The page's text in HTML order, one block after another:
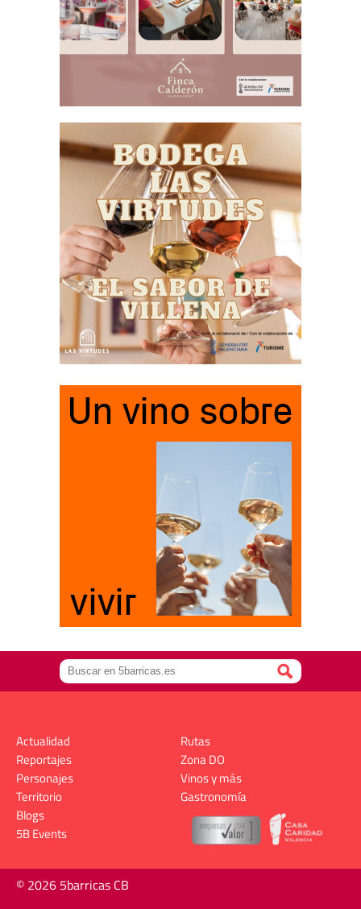
Actualidad
Reportajes
Personajes
Territorio
Rutas
Zona DO
Vinos y más
Gastronomía
Blogs
5B Events
© 2026 5barricas CB